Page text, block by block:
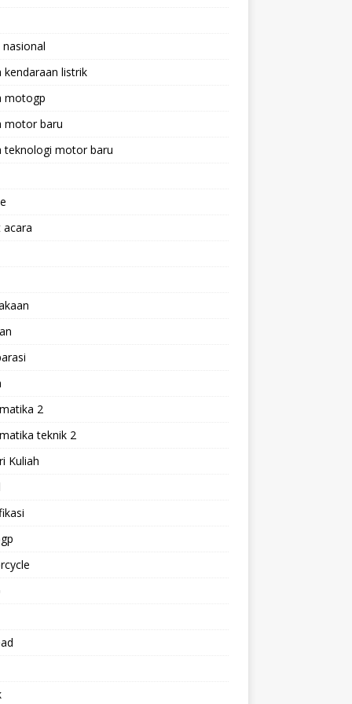
nasional
kendaraan listrik
motogp
motor baru
teknologi motor baru
acara
2
teknik 2
Kuliah